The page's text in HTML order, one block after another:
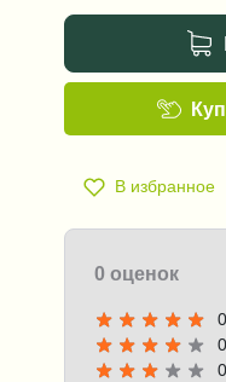
В избранное
0 оценок
0
0
0